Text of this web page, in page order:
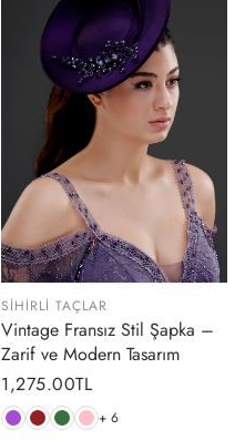
SIHIRLI TAÇLAR
Vintage Fransız Stil Şapka –
Zarif ve Modern Tasarım
Normal
fiyat
1,275.00TL
+ 6